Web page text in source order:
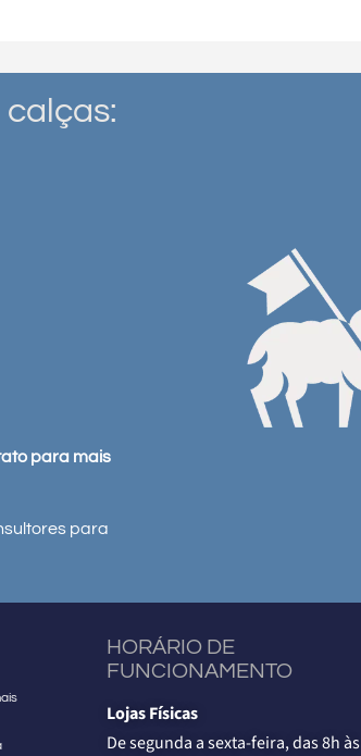
para mais
para
HORÁRIO DE
FUNCIONAMENTO
Lojas Físicas
De segunda a sexta-feira, das 8h às